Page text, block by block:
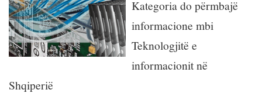
Kategoria do përmbajë
informacione mbi
Teknologjitë e
informacionit në
Shqiperië